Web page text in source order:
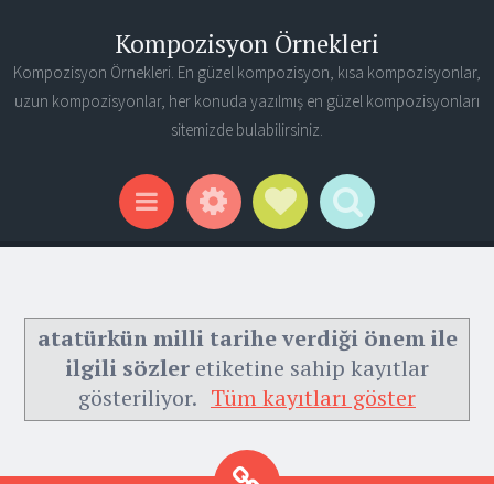
Kompozisyon Örnekleri
Kompozisyon Örnekleri. En güzel kompozisyon, kısa kompozisyonlar,
uzun kompozisyonlar, her konuda yazılmış en güzel kompozisyonları
sitemizde bulabilirsiniz.
Menu WidgetsSocial Links
Search
atatürkün milli tarihe verdiği önem ile
ilgili sözler etiketine sahip kayıtlar
gösteriliyor. Tüm kayıtları göster